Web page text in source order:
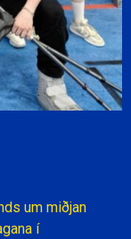
um miðjan
í